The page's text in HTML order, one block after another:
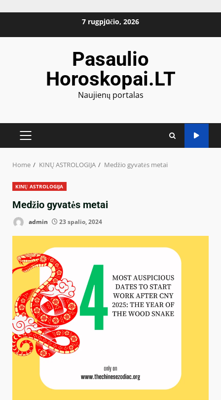
7 rugpjūčio, 2026
Pasaulio
Horoskopai.LT
Naujienų portalas
PRIMARY
Home KINŲ ASTROLOGIJA Medžio gyvatės metai
KINŲ ASTROLOGIJA
Medžio gyvatės metai
admin 23 spalio, 2024